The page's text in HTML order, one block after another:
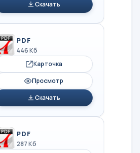
Скачать
PDF
446 Кб
Карточка
Просмотр
Скачать
PDF
287 Кб